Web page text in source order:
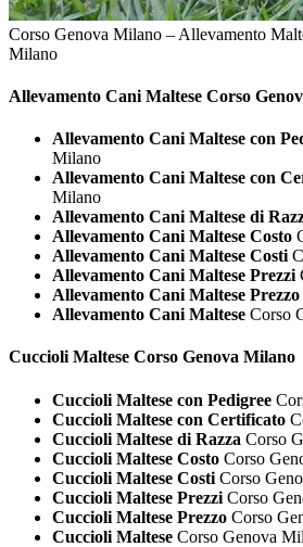
Corso Genova Milano – Allevamento
Milano
Allevamento Cani Maltese Corso
Allevamento Cani Maltese con
Milano
Allevamento Cani Maltese con
Milano
Allevamento Cani Maltese di
Allevamento Cani Maltese Costo
Allevamento Cani Maltese Costi
Allevamento Cani Maltese Prezzi
Allevamento Cani Maltese Prezzo
Allevamento Cani Maltese Corso
Cuccioli Maltese Corso Genova Milano
Cuccioli Maltese con Pedigree
Cuccioli Maltese con Certificato
Cuccioli Maltese di Razza Corso
Cuccioli Maltese Costo Corso
Cuccioli Maltese Costi Corso
Cuccioli Maltese Prezzi Corso
Cuccioli Maltese Prezzo Corso
Cuccioli Maltese Corso Genova